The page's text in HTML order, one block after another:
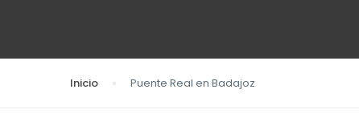
Inicio Puente Real en Badajoz